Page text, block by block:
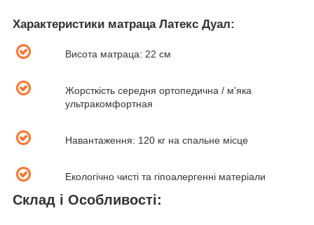
Характеристики матраца Латекс Дуал:
Висота матраца: 22 см
Жорсткість середня ортопедична / м'яка
ультракомфортная
Навантаження: 120 кг на спальне місце
Екологічно чисті та гіпоалергенні матеріали
Склад і Особливості: